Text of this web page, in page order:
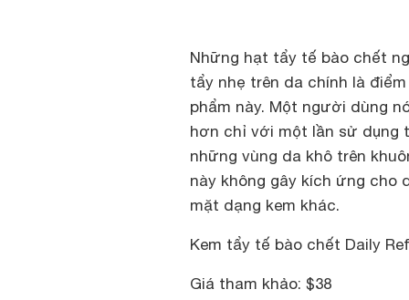
Những hạt tẩy tế bào chết
tẩy nhẹ trên da chính là
phẩm này. Một người dùng
hơn chỉ với một lần sử dụng
những vùng da khô trên
này không gây kích ứng
mặt dạng kem khác.
Kem tẩy tế bào chết Daily
Giá tham khảo: $38